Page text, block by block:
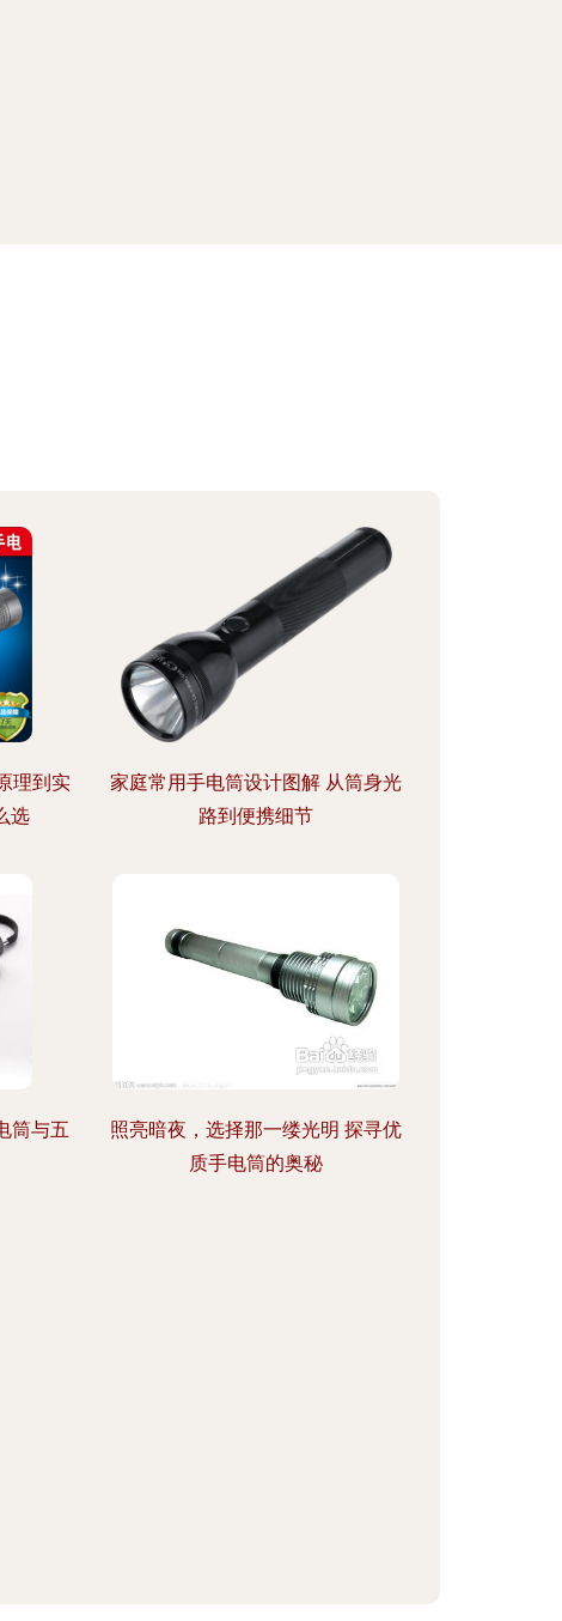
理到实
选
家庭常用手电筒设计图解 从筒身光
路到便携细节
筒与五
照亮暗夜，选择那一缕光明 探寻优
质手电筒的奥秘